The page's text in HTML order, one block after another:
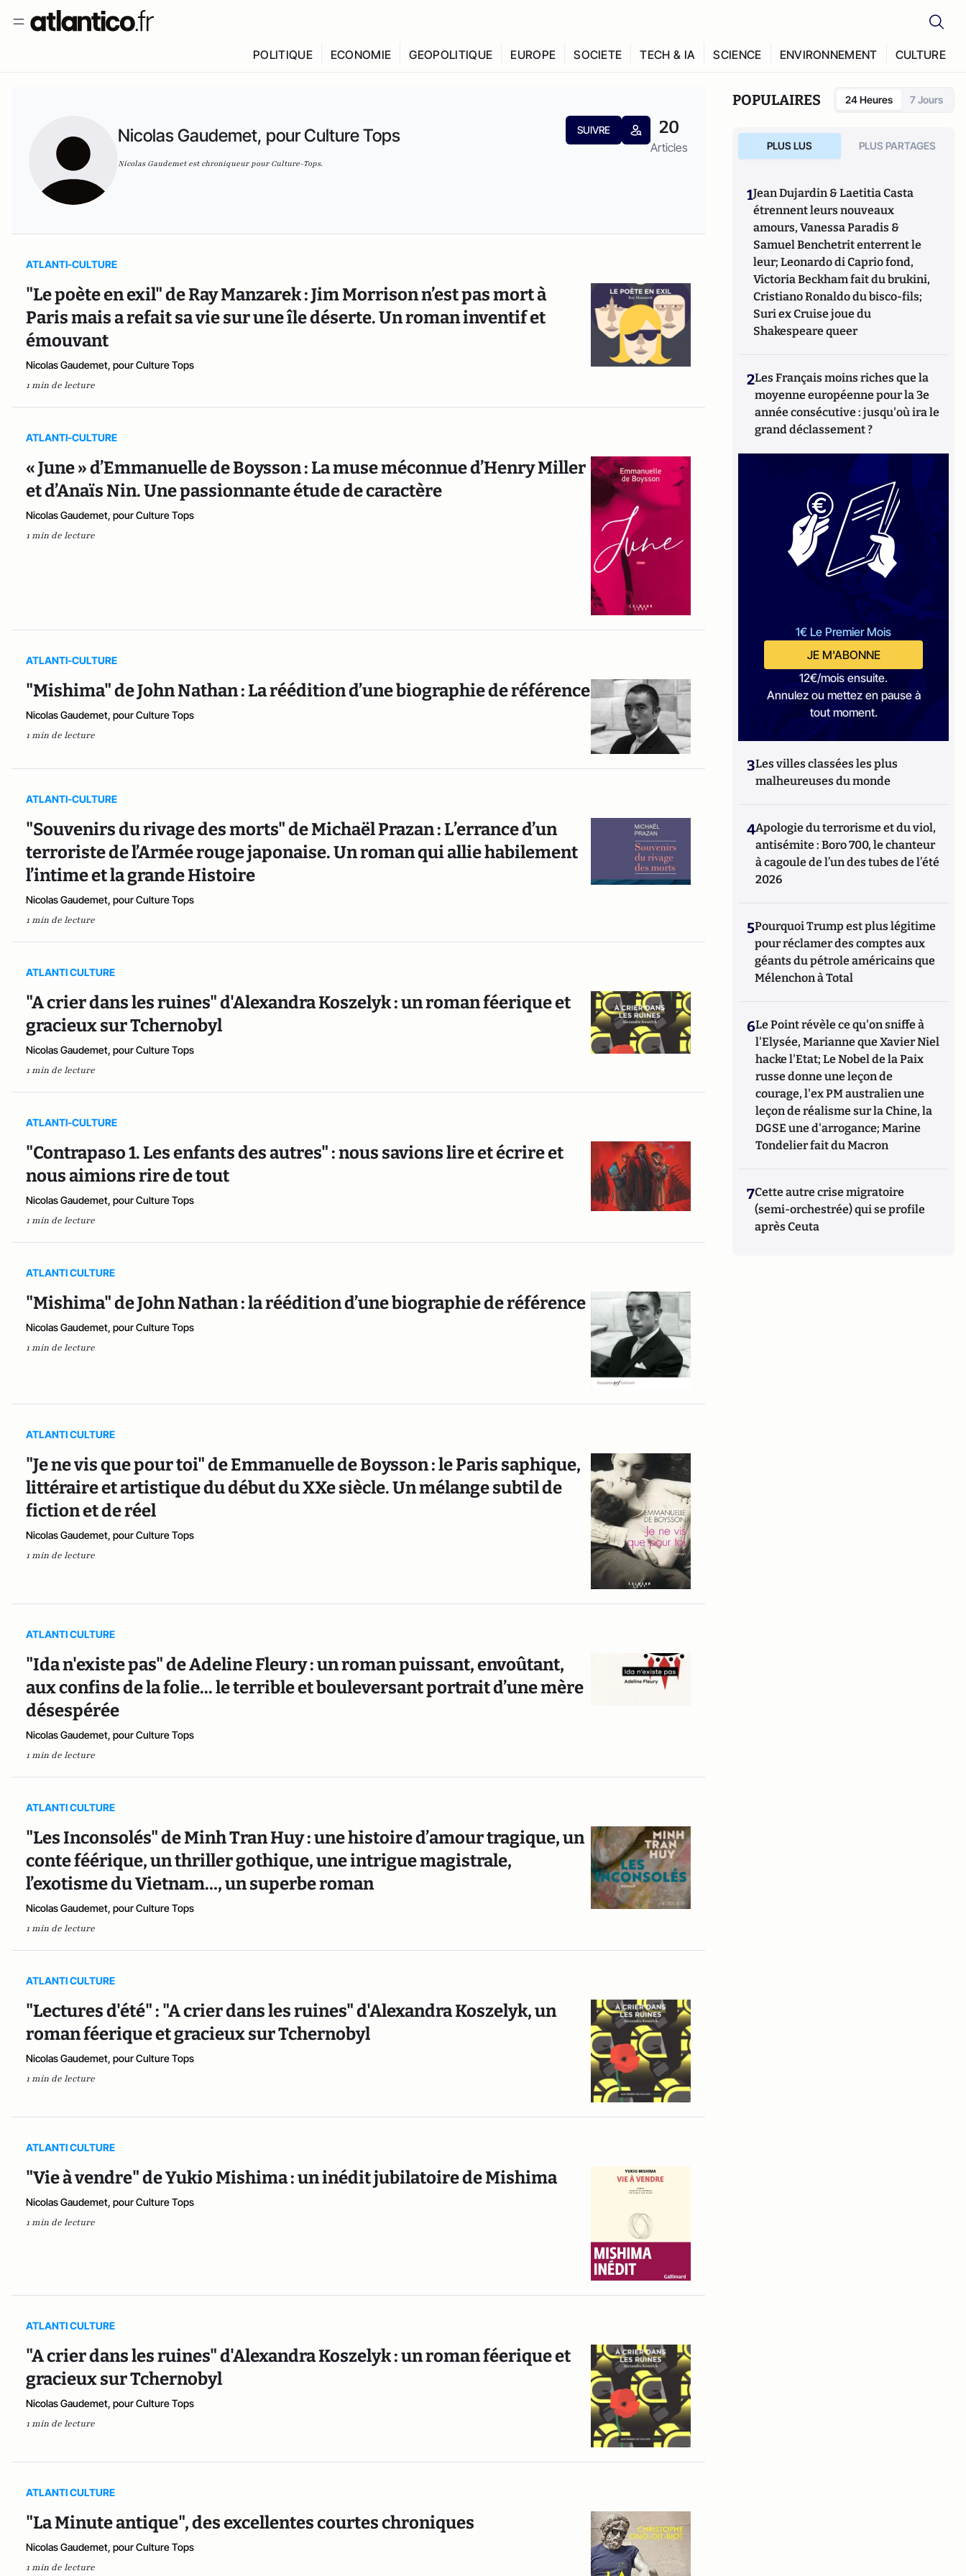
POLITIQUE ECONOMIE GEOPOLITIQUE EUROPE SOCIETE TECH & IA SCIENCE ENVIRONNEMENT CULTURE
Nicolas Gaudemet, pour Culture Tops SUIVRE 20
Articles
Nicolas Gaudemet est chroniqueur pour Culture-Tops.
ATLANTI-CULTURE
"Le poète en exil" de Ray Manzarek : Jim Morrison n’est pas mort à
Paris mais a refait sa vie sur une île déserte. Un roman inventif et
émouvant
Nicolas Gaudemet, pour Culture Tops
1 min de lecture
ATLANTI-CULTURE
« June » d’Emmanuelle de Boysson : La muse méconnue d’Henry Miller
et d’Anaïs Nin. Une passionnante étude de caractère
Nicolas Gaudemet, pour Culture Tops
1 min de lecture
ATLANTI-CULTURE
"Mishima" de John Nathan : La réédition d’une biographie de référence
Nicolas Gaudemet, pour Culture Tops
1 min de lecture
ATLANTI-CULTURE
"Souvenirs du rivage des morts" de Michaël Prazan : L’errance d’un
terroriste de l’Armée rouge japonaise. Un roman qui allie habilement
l’intime et la grande Histoire
Nicolas Gaudemet, pour Culture Tops
1 min de lecture
ATLANTI CULTURE
"A crier dans les ruines" d'Alexandra Koszelyk : un roman féerique et
gracieux sur Tchernobyl
Nicolas Gaudemet, pour Culture Tops
1 min de lecture
ATLANTI-CULTURE
"Contrapaso 1. Les enfants des autres" : nous savions lire et écrire et
nous aimions rire de tout
Nicolas Gaudemet, pour Culture Tops
1 min de lecture
ATLANTI CULTURE
"Mishima" de John Nathan : la réédition d’une biographie de référence
Nicolas Gaudemet, pour Culture Tops
1 min de lecture
ATLANTI CULTURE
"Je ne vis que pour toi" de Emmanuelle de Boysson : le Paris saphique,
littéraire et artistique du début du XXe siècle. Un mélange subtil de
fiction et de réel
Nicolas Gaudemet, pour Culture Tops
1 min de lecture
ATLANTI CULTURE
"Ida n'existe pas" de Adeline Fleury : un roman puissant, envoûtant,
aux confins de la folie... le terrible et bouleversant portrait d’une mère
désespérée
Nicolas Gaudemet, pour Culture Tops
1 min de lecture
ATLANTI CULTURE
"Les Inconsolés" de Minh Tran Huy : une histoire d’amour tragique, un
conte féérique, un thriller gothique, une intrigue magistrale,
l’exotisme du Vietnam…, un superbe roman
Nicolas Gaudemet, pour Culture Tops
1 min de lecture
ATLANTI CULTURE
"Lectures d'été" : "A crier dans les ruines" d'Alexandra Koszelyk, un
roman féerique et gracieux sur Tchernobyl
Nicolas Gaudemet, pour Culture Tops
1 min de lecture
ATLANTI CULTURE
"Vie à vendre" de Yukio Mishima : un inédit jubilatoire de Mishima
Nicolas Gaudemet, pour Culture Tops
1 min de lecture
ATLANTI CULTURE
"A crier dans les ruines" d'Alexandra Koszelyk : un roman féerique et
gracieux sur Tchernobyl
Nicolas Gaudemet, pour Culture Tops
1 min de lecture
ATLANTI CULTURE
"La Minute antique", des excellentes courtes chroniques
Nicolas Gaudemet, pour Culture Tops
1 min de lecture
POPULAIRES 24 Heures 7 Jours
PLUS LUS PLUS PARTAGES
1Jean Dujardin & Laetitia Casta
étrennent leurs nouveaux
amours, Vanessa Paradis &
Samuel Benchetrit enterrent le
leur; Leonardo di Caprio fond,
Victoria Beckham fait du brukini,
Cristiano Ronaldo du bisco-fils;
Suri ex Cruise joue du
Shakespeare queer
2Les Français moins riches que la
moyenne européenne pour la 3e
année consécutive : jusqu'où ira le
grand déclassement ?
1€ Le Premier Mois
JE M'ABONNE
12€/mois ensuite.
Annulez ou mettez en pause à
tout moment.
3Les villes classées les plus
malheureuses du monde
4Apologie du terrorisme et du viol,
antisémite : Boro 700, le chanteur
à cagoule de l’un des tubes de l’été
2026
5Pourquoi Trump est plus légitime
pour réclamer des comptes aux
géants du pétrole américains que
Mélenchon à Total
6Le Point révèle ce qu'on sniffe à
l'Elysée, Marianne que Xavier Niel
hacke l'Etat; Le Nobel de la Paix
russe donne une leçon de
courage, l'ex PM australien une
leçon de réalisme sur la Chine, la
DGSE une d'arrogance; Marine
Tondelier fait du Macron
7Cette autre crise migratoire
(semi-orchestrée) qui se profile
après Ceuta